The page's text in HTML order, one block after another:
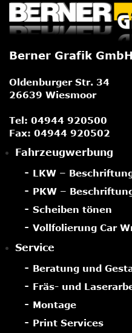
Berner Grafik GmbH
Oldenburger Str. 34
26639 Wiesmoor
Tel: 04944 920500
Fax: 04944 920502
Fahrzeugwerbung
LKW –
PKW –
Scheiben tönen
Vollfolierung Car
Service
Beratung und
Fräs- und
Montage
Print Services